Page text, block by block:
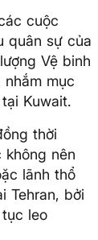
cuộc
quân sự của
Vệ binh
mục
Kuwait.
thời
nên
lãnh thổ
Tehran, bởi
leo